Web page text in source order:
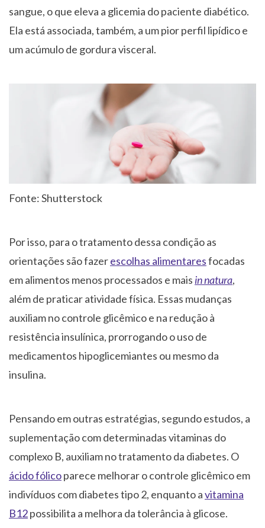
sangue, o que eleva a glicemia do paciente diabético.
Ela está associada, também, a um pior perfil lipídico e
um acúmulo de gordura visceral.
Fonte: Shutterstock
Por isso, para o tratamento dessa condição as
orientações são fazerescolhas alimentaresfocadas
em alimentos menos processados e mais in natura,
além de praticar atividade física. Essas mudanças
auxiliam no controle glicêmico e na redução à
resistência insulínica, prorrogando o uso de
medicamentos hipoglicemiantes ou mesmo da
insulina.
Pensando em outras estratégias, segundo estudos, a
suplementação com determinadas vitaminas do
complexo B, auxiliam no tratamento da diabetes. O
ácido fólicoparece melhorar o controle glicêmico em
indivíduos com diabetes tipo 2, enquanto avitamina
B12possibilita a melhora da tolerância à glicose.